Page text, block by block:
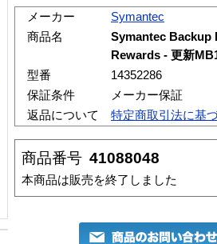
メーカー
Symantec
商品名
Symantec Backup
Rewards - 更新
型番
14352286
保証条件
メーカー保証
返品について
特定商取引法に基
商品番号 41088048
本商品は販売を終了しました